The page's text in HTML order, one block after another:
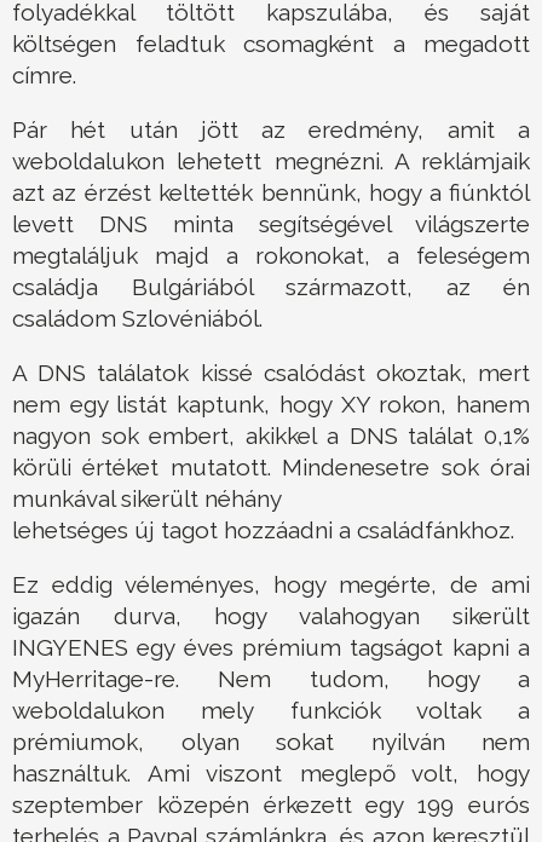
folyadékkal töltött kapszulába, és saját
költségen feladtuk csomagként a megadott
címre.
Pár hét után jött az eredmény, amit a
weboldalukon lehetett megnézni. A reklámjaik
azt az érzést keltették bennünk, hogy a fiúnktól
levett DNS minta segítségével világszerte
megtaláljuk majd a rokonokat, a feleségem
családja Bulgáriából származott, az én
családom Szlovéniából.
A DNS találatok kissé csalódást okoztak, mert
nem egy listát kaptunk, hogy XY rokon, hanem
nagyon sok embert, akikkel a DNS találat 0,1%
körüli értéket mutatott. Mindenesetre sok órai
munkával sikerült néhány
lehetséges új tagot hozzáadni a családfánkhoz.
Ez eddig véleményes, hogy megérte, de ami
igazán durva, hogy valahogyan sikerült
INGYENES egy éves prémium tagságot kapni a
MyHerritage-re. Nem tudom, hogy a
weboldalukon mely funkciók voltak a
prémiumok, olyan sokat nyilván nem
használtuk. Ami viszont meglepő volt, hogy
szeptember közepén érkezett egy 199 eurós
terhelés a Paypal számlánkra, és azon keresztül